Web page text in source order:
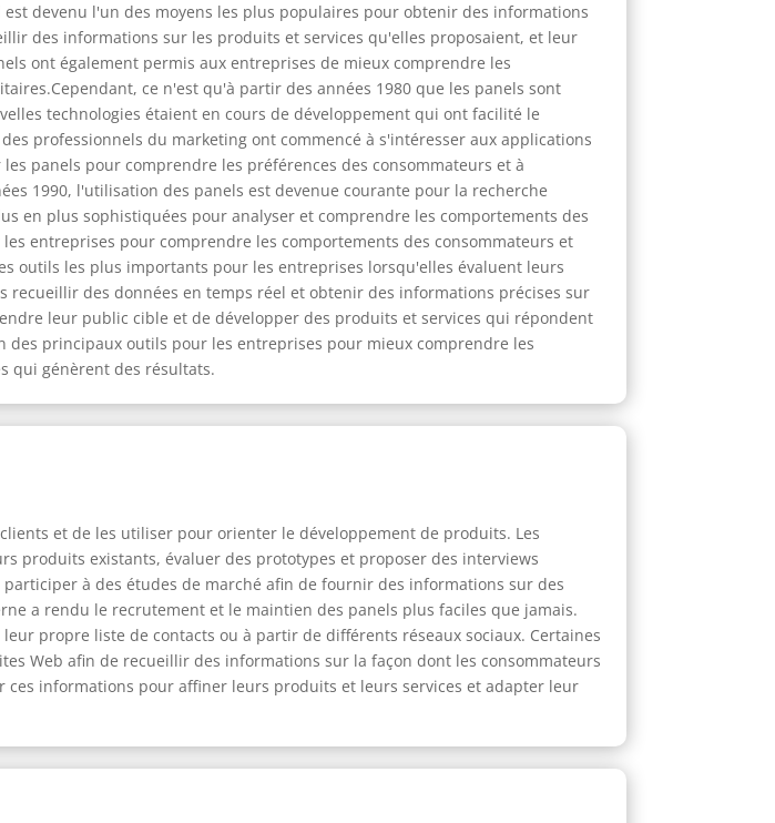
devenu l'un des moyens les plus populaires pour obtenir des informations
des informations sur les produits et services qu'elles proposaient, et leur
ont également permis aux entreprises de mieux comprendre les
ce n'est qu'à partir des années 1980 que les panels sont
technologies étaient en cours de développement qui ont facilité le
professionnels du marketing ont commencé à s'intéresser aux applications
panels pour comprendre les préférences des consommateurs et à
1990, l'utilisation des panels est devenue courante pour la recherche
en plus sophistiquées pour analyser et comprendre les comportements des
entreprises pour comprendre les comportements des consommateurs et
outils les plus importants pour les entreprises lorsqu'elles évaluent leurs
des données en temps réel et obtenir des informations précises sur
leur public cible et de développer des produits et services qui répondent
des principaux outils pour les entreprises pour mieux comprendre les
qui génèrent des résultats.
et de les utiliser pour orienter le développement de produits. Les
produits existants, évaluer des prototypes et proposer des interviews
à des études de marché afin de fournir des informations sur des
a rendu le recrutement et le maintien des panels plus faciles que jamais.
propre liste de contacts ou à partir de différents réseaux sociaux. Certaines
Web afin de recueillir des informations sur la façon dont les consommateurs
informations pour affiner leurs produits et leurs services et adapter leur